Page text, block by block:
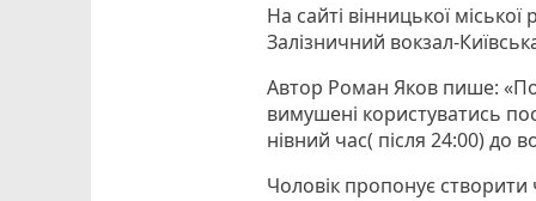
На сайті вінницької
Залізничний вокзал-
Автор Роман Яков пише:
вимушені користуватись
нівний час( після 24:00) до
Чоловік пропонує